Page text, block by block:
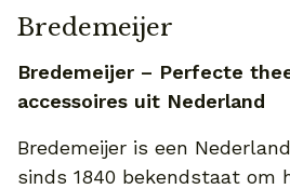
Bredemeijer
Bredemeijer – Perfecte
accessoires uit Nederland
Bredemeijer is een
sinds 1840 bekendstaat om